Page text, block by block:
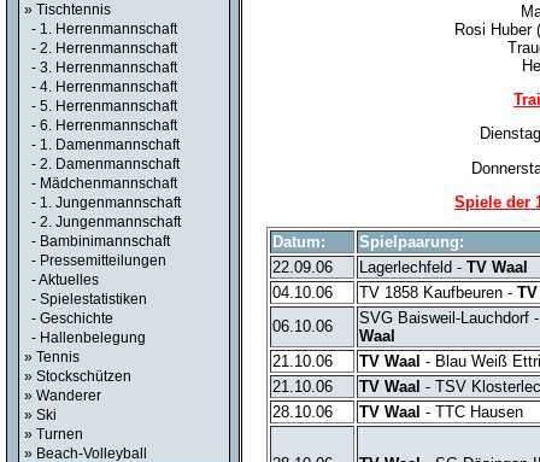
» Tischtennis
- 1. Herrenmannschaft
- 2. Herrenmannschaft
- 3. Herrenmannschaft
- 4. Herrenmannschaft
- 5. Herrenmannschaft
- 6. Herrenmannschaft
- 1. Damenmannschaft
- 2. Damenmannschaft
- Mädchenmannschaft
- 1. Jungenmannschaft
- 2. Jungenmannschaft
- Bambinimannschaft
- Pressemitteilungen
- Aktuelles
- Spielestatistiken
- Geschichte
- Hallenbelegung
» Tennis
» Stockschützen
» Wanderer
» Ski
» Turnen
» Beach-Volleyball
Rosi Huber
Spiele der
Datum:
Spielpaarung:
22.09.06
Lagerlechfeld - TV Waal
04.10.06
TV 1858 Kaufbeuren -
06.10.06
SVG Baisweil-Lauchdorf
Waal
21.10.06
TV Waal - Blau Weiß
21.10.06
TV Waal - TSV
28.10.06
TV Waal - TTC Hausen